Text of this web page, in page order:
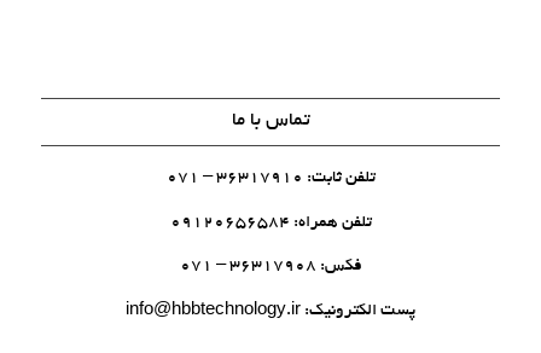
تماس با ما
تلفن ثابت: 36317910 – 071
تلفن همراه: 09120656584
فکس: 36317908 – 071
پست الکترونیک: info@hbbtechnology.ir